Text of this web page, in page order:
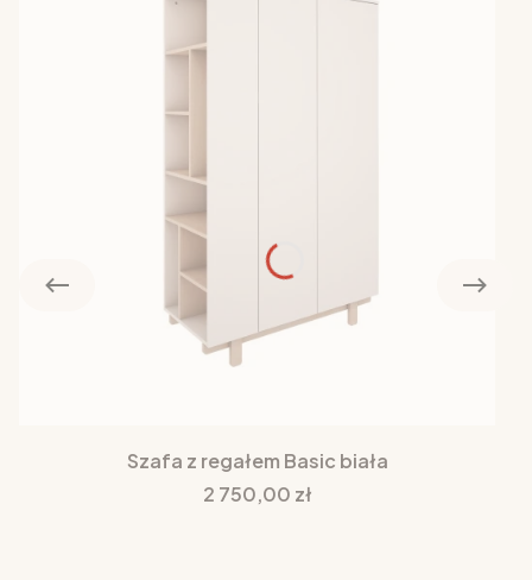
Szafa z regałem Basic biała
Cena
2 750,00 zł